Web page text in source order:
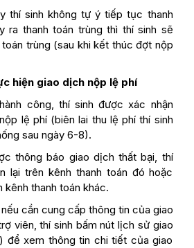
thí sinh không tự ý tiếp tục thanh
ra thanh toán trùng thì thí sinh sẽ
trùng (sau khi kết thúc đợt nộp
hiện giao dịch nộp lệ phí
công, thí sinh được xác nhận
lệ phí (biên lai thu lệ phí thí sinh
sau ngày 6-8).
thông báo giao dịch thất bại, thí
lại trên kênh thanh toán đó hoặc
kênh thanh toán khác.
cần cung cấp thông tin của giao
viên, thí sinh bấm nút lịch sử giao
để xem thông tin chi tiết của giao